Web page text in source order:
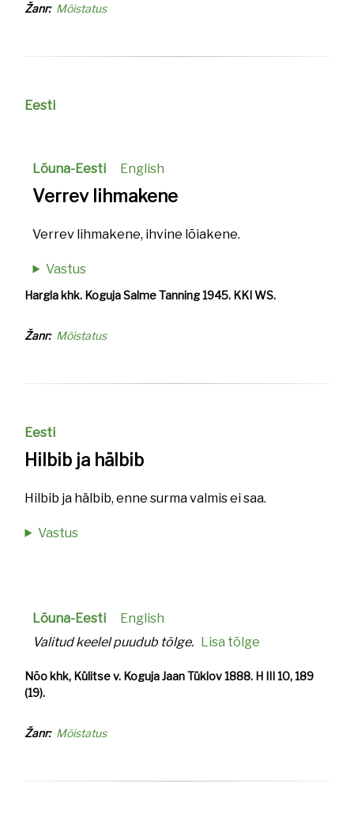
Žanr Mõistatus
Eesti
Lõuna-Eesti English
Verrev lihmakene
Verrev lihmakene, ihvine lõiakene.
Vastus
Hargla khk. Koguja Salme Tanning 1945. KKI WS.
Žanr Mõistatus
Eesti
Hilbib ja hälbib
Hilbib ja hälbib, enne surma valmis ei saa.
Vastus
Lõuna-Eesti
English
Valitud keelel puudub tõlge. Lisa tõlge
Nõo khk, Külitse v. Koguja Jaan Tüklov 1888. H III 10, 189
(19).
Žanr Mõistatus